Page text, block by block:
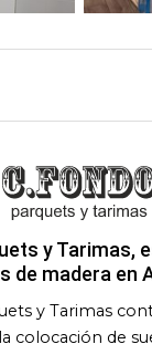
y Tarimas,
de madera en
y Tarimas
colocación de